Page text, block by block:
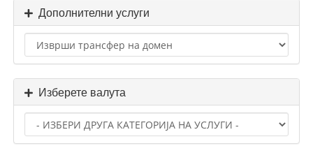
Дополнителни услуги
Изберете валута